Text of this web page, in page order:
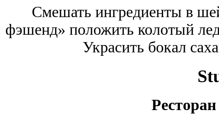
Смешать ингредиенты в
фэшенд» положить колотый
Украсить бокал